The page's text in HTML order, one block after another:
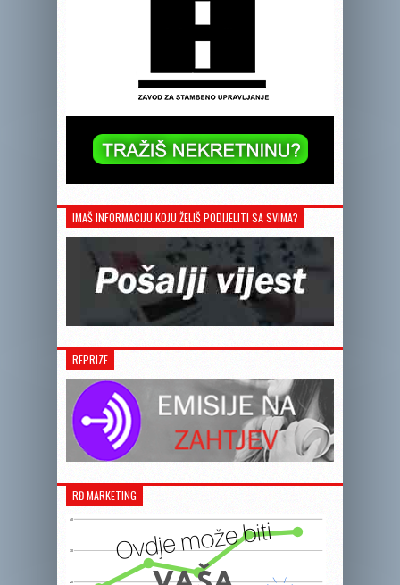
IMAŠ INFORMACIJU KOJU ŽELIŠ PODIJELITI SA SVIMA?
REPRIZE
RĐ MARKETING